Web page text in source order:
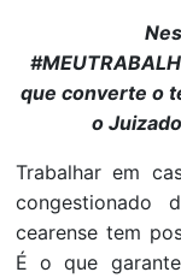
que converte o
o
Trabalhar em
congestionado
cearense tem
É o que